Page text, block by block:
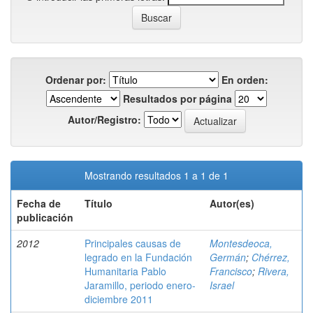
Ordenar por:
En orden:
Resultados por página
Autor/Registro:
Mostrando resultados 1 a 1 de 1
Fecha de
publicación
Título Autor(es)
2012
Principales causas de
legrado en la Fundación
Humanitaria Pablo
Jaramillo, periodo enero-
diciembre 2011
Montesdeoca,
Germán; Chérrez,
Francisco; Rivera,
Israel